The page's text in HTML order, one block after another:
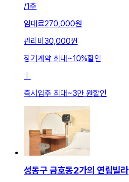
/1주
임대료270,000원
관리비 30,000원
장기계약 최대~10%할인
ㅣ
즉시입주 최대~3만 원할인
성동구 금호동2가의 연립빌라